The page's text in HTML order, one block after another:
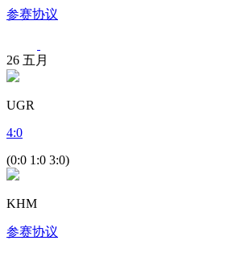
参赛协议
26 五月
UGR
4:0
(0:0 1:0 3:0)
KHM
参赛协议